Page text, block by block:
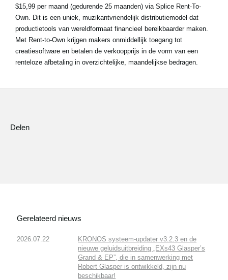
$15,99 per maand (gedurende 25 maanden) via Splice Rent-To-
Own. Dit is een uniek, muzikantvriendelijk distributiemodel dat
productietools van wereldformaat financieel bereikbaarder maken.
Met Rent-to-Own krijgen makers onmiddellijk toegang tot
creatiesoftware en betalen de verkoopprijs in de vorm van een
renteloze afbetaling in overzichtelijke, maandelijkse bedragen.
Delen
Gerelateerd nieuws
2026.07.22
KRONOS systeem-updater v3.2.3 en de
nieuwe geluidsuitbreiding „EXs43 Glasper’s
Grand & EP”, die in samenwerking met
Robert Glasper is ontwikkeld, zijn nu
beschikbaar!